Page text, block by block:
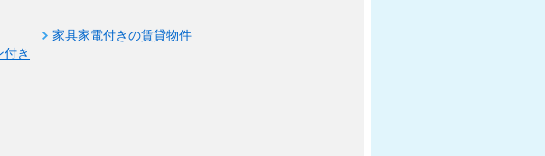
家具家電付きの賃貸物件
付き